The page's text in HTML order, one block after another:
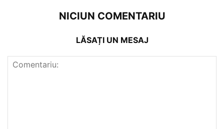
NICIUN COMENTARIU
LĂSAȚI UN MESAJ